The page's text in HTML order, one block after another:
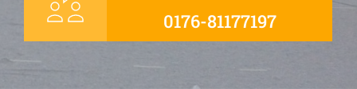
0176-81177197